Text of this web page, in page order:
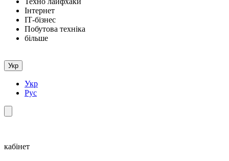
Інтернет
ІТ-бізнес
Побутова техніка
більше
Укр
Укр
Рус
кабінет